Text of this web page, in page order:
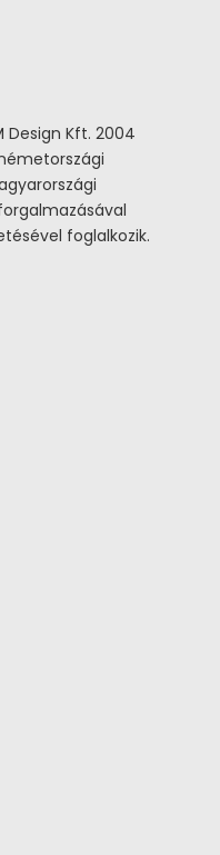
Design Kft. 2004
foglalkozik.